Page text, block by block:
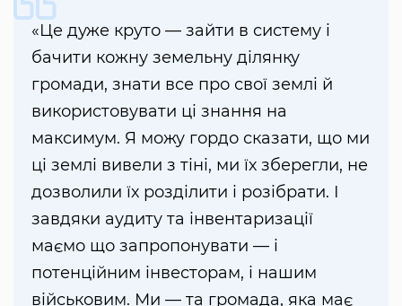
«Це дуже круто — зайти в систему і
бачити кожну земельну ділянку
громади, знати все про свої землі й
використовувати ці знання на
максимум. Я можу гордо сказати, що ми
ці землі вивели з тіні, ми їх зберегли, не
дозволили їх розділити і розібрати. І
завдяки аудиту та інвентаризації
маємо що запропонувати — і
потенційним інвесторам, і нашим
військовим. Ми — та громада, яка має